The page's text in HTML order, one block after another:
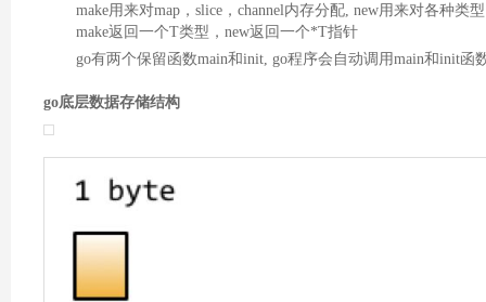
make用来对map，slice，channel内存分配, new用来对各种类
make返回一个T类型，new返回一个*T指针
go有两个保留函数main和init, go程序会自动调用main和init函
go底层数据存储结构